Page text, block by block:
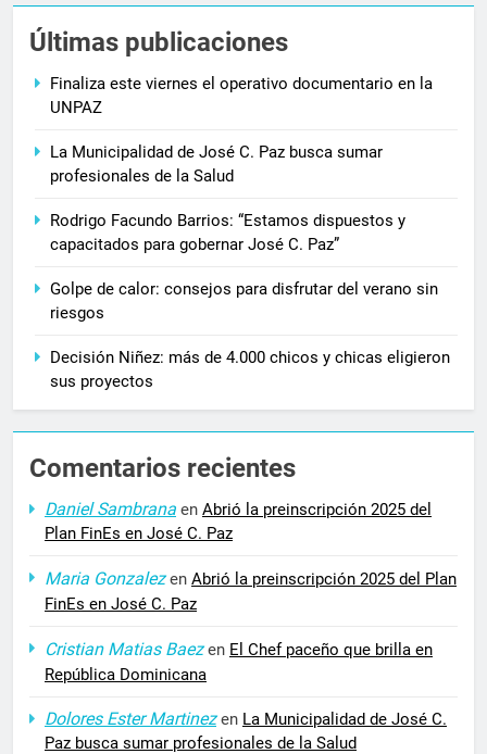
Últimas publicaciones
Finaliza este viernes el operativo documentario en la
UNPAZ
La Municipalidad de José C. Paz busca sumar
profesionales de la Salud
Rodrigo Facundo Barrios: “Estamos dispuestos y
capacitados para gobernar José C. Paz”
Golpe de calor: consejos para disfrutar del verano sin
riesgos
Decisión Niñez: más de 4.000 chicos y chicas eligieron
sus proyectos
Comentarios recientes
Daniel Sambrana en Abrió la preinscripción 2025 del
Plan FinEs en José C. Paz
Maria Gonzalezen Abrió la preinscripción 2025 del Plan
FinEs en José C. Paz
Cristian Matias Baezen El Chef paceño que brilla en
República Dominicana
Dolores Ester Martinezen La Municipalidad de José C.
Paz busca sumar profesionales de la Salud